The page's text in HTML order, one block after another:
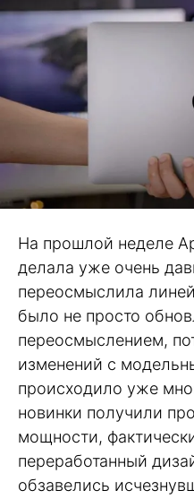
На прошлой неделе
делала уже очень
переосмыслила
было не просто
переосмыслением,
изменений с
происходило уже
новинки получили
мощности,
переработанный
обзавелись